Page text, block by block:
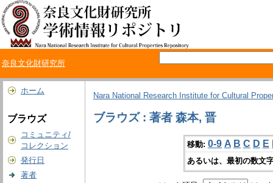
奈良文化財研究所
ホーム
ブラウズ
コミュニティ/
コレクション
発行日
著者
Nara National Research Institute for Cultural
ブラウズ : 著者 森本, 晋
移動: 0-9 A B C D E
あるいは、最初の数文